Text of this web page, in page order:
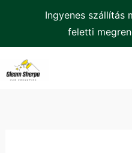
Ingyenes szállítás
feletti
content